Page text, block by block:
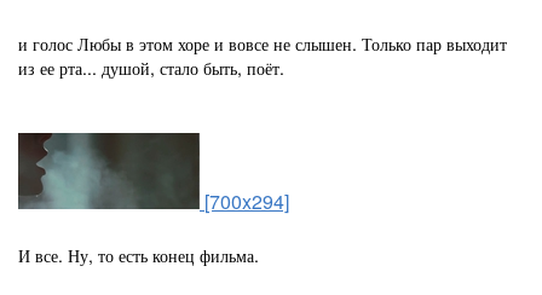
и голос Любы в этом хоре и вовсе не слышен. Только пар выходит
из ее рта... душой, стало быть, поёт.
[700x294]
И все. Ну, то есть конец фильма.